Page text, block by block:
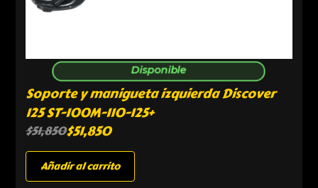
Disponible
Soporte y manigueta izquierda Discover
125 ST-100M-110-125+
$51,850$51,850
Añadir al carrito